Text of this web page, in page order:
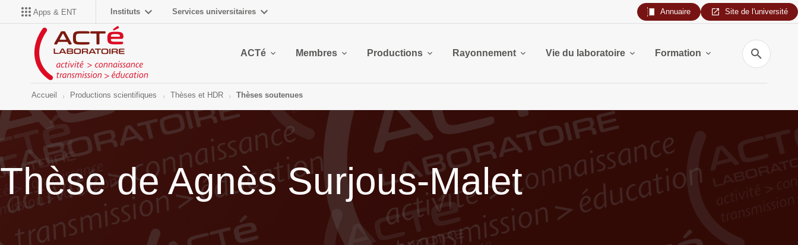
Apps & ENT Instituts Services universitaires Annuaire Site de l'université
ACTé Membres Productions Rayonnement Vie du laboratoire Formation
Recherche
Accueil Productions scientifiques Thèses et HDR Thèses soutenues
Thèse de Agnès Surjous-Malet